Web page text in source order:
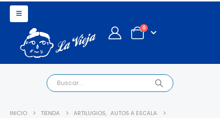
0
INICIO TIENDA ARTILUGIOS, AUTOS A ESCALA